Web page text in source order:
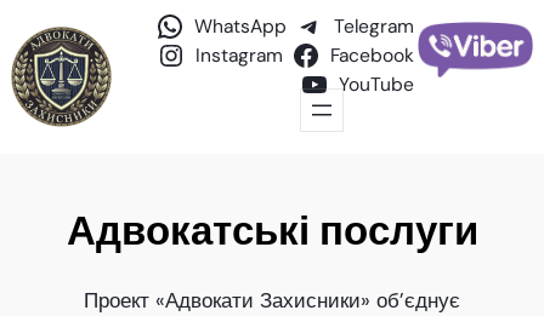
WhatsApp
Telegram
Instagram
Facebook
YouTube
Адвокатські послуги
Проект «Адвокати Захисники» об’єднує